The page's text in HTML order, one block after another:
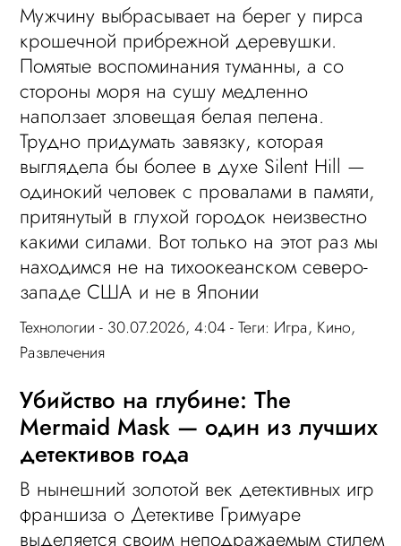
Мужчину выбрасывает на берег у пирса
крошечной прибрежной деревушки.
Помятые воспоминания туманны, а со
стороны моря на сушу медленно
наползает зловещая белая пелена.
Трудно придумать завязку, которая
выглядела бы более в духе Silent Hill —
одинокий человек с провалами в памяти,
притянутый в глухой городок неизвестно
какими силами. Вот только на этот раз мы
находимся не на тихоокеанском северо-
западе США и не в Японии
Технологии - 30.07.2026, 4:04 - Теги: Игра, Кино,
Развлечения
Убийство на глубине: The
Mermaid Mask — один из лучших
детективов года
В нынешний золотой век детективных игр
франшиза о Детективе Гримуаре
выделяется своим неподражаемым стилем